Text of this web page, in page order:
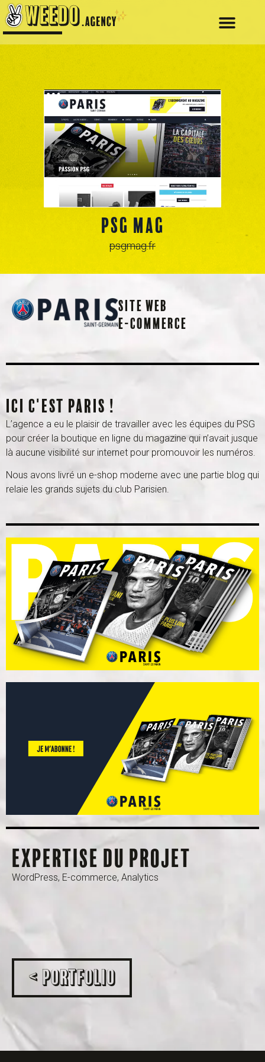
PSG mag
psgmag.fr
Site web
E-Commerce
Ici c'est Paris !
L’agence a eu le plaisir de travailler avec les équipes du PSG
pour créer la boutique en ligne du magazine qui n’avait jusque
là aucune visibilité sur internet pour promouvoir les numéros.
Nous avons livré un e-shop moderne avec une partie blog qui
relaie les grands sujets du club Parisien.
Expertise du projet
WordPress, E-commerce, Analytics
< Portfolio